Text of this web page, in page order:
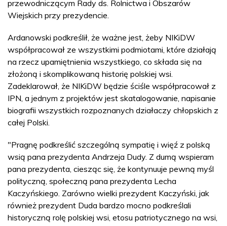
przewodniczącym Rady ds. Rolnictwa i Obszarów
Wiejskich przy prezydencie.
Ardanowski podkreślił, że ważne jest, żeby NIKiDW
współpracował ze wszystkimi podmiotami, które działają
na rzecz upamiętnienia wszystkiego, co składa się na
złożoną i skomplikowaną historię polskiej wsi.
Zadeklarował, że NIKiDW będzie ściśle współpracował z
IPN, a jednym z projektów jest skatalogowanie, napisanie
biografii wszystkich rozpoznanych działaczy chłopskich z
całej Polski.
"Pragnę podkreślić szczególną sympatię i więź z polską
wsią pana prezydenta Andrzeja Dudy. Z dumą wspieram
pana prezydenta, ciesząc się, że kontynuuje pewną myśl
polityczną, społeczną pana prezydenta Lecha
Kaczyńskiego. Zarówno wielki prezydent Kaczyński, jak
również prezydent Duda bardzo mocno podkreślali
historyczną rolę polskiej wsi, etosu patriotycznego na wsi,